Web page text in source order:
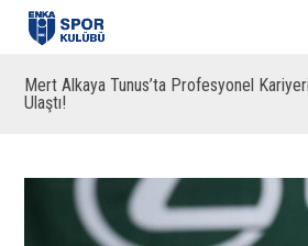
Mert Alkaya Tunus’ta Profesyonel
Ulaştı!